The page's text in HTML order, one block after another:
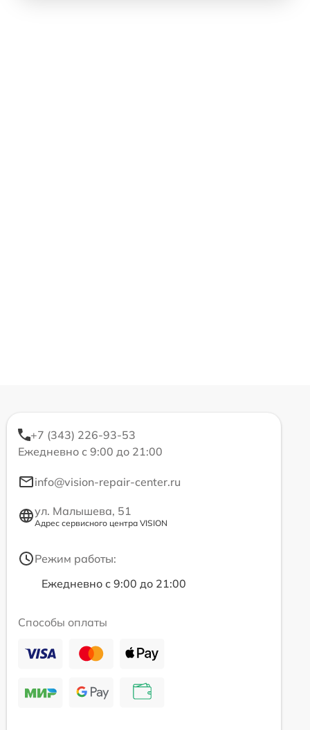
+7 (343) 226-93-53
Ежедневно с 9:00 до 21:00
info@vision-repair-center.ru
ул. Малышева, 51
Адрес сервисного центра VISION
Режим работы:
Ежедневно с 9:00 до 21:00
Способы оплаты